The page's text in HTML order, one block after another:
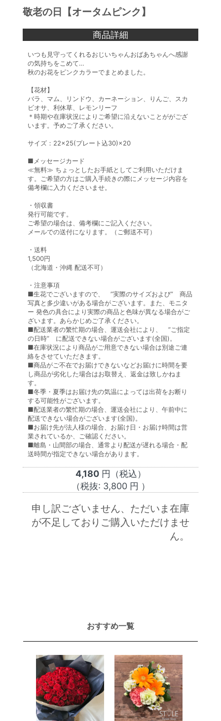
敬老の日【オータムピンク】
商品詳細
いつも見守ってくれるおじいちゃんおばあちゃんへ感謝
の気持ちをこめて…
秋のお花をピンクカラーでまとめました。
【花材】
バラ、マム、リンドウ、カーネーション、りんご、スカ
ビオサ、利休草、レモンリーフ
＊時期や在庫状況によりご希望に沿えないことががござ
います。予めご了承ください。
サイズ：22×25(プレート込30)×20
■メッセージカード
≪無料≫ ちょっとしたお手紙としてご利用いただけま
す。ご希望の方はご購入手続きの際にメッセージ内容を
備考欄に入力くださいませ。
・領収書
発行可能です。
ご希望の場合は、備考欄にご記入ください。
メールでの送付になります。（ご郵送不可）
・送料
1,500円
（北海道・沖縄 配送不可）
・注意事項
■生花でございますので、 ”実際のサイズおよび” 商品
写真と多少違いがある場合がございます。また、モニタ
ー 発色の具合により実際の商品と色味が異なる場合がご
ざいます。あらかじめご了承ください。
■配送業者の繁忙期の場合、運送会社により、 ”ご指定
の日時” に配送できない場合がございます(全国)。
■在庫状況により商品がご用意できない場合は別途ご連
絡をさせていただきます。
■商品がご不在でお届けできないなどお届けに時間を要
し商品が劣化した場合はお取替え、返金は致しかねま
す。
■冬季・夏季はお届け先の気温によっては出荷をお断り
する可能性がございます。
■配送業者の繁忙期の場合、運送会社により、午前中に
配送できない場合がございます(全国)。
■お届け先が法人様の場合、お届け日・お届け時間は営
業されているか、ご確認ください。
■離島・山間部の場合、通常より配送が遅れる場合・配
送時間が指定できない場合があります。
4,180円（税込）
（税抜: 3,800円 ）
申し訳ございません、ただいま在庫
が不足しておりご購入いただけませ
ん。
おすすめ一覧